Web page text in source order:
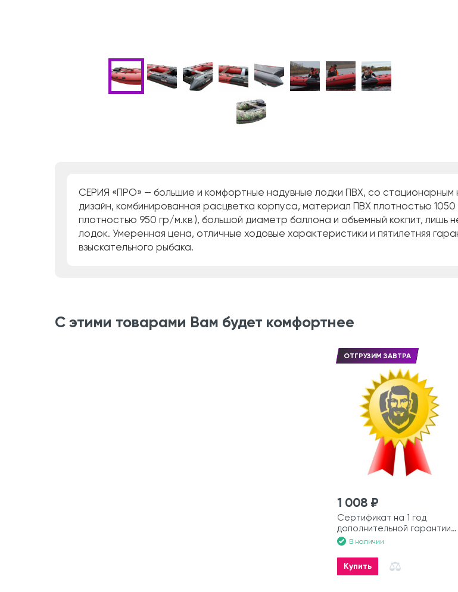
СЕРИЯ «ПРО» — большие и комфортные надувные лодки ПВХ, со
дизайн, комбинированная расцветка корпуса, материал ПВХ плотностью
плотностью 950 гр/м.кв ), большой диаметр баллона и объемный кокпит, лишь
лодок. Умеренная цена, отличные ходовые характеристики и пятилетняя
взыскательного рыбака.
С этими товарами Вам будет комфортнее
ОТГРУЗИМ ЗАВТРА
1 008 ₽
Сертификат на 1 год
дополнительной гарантии
на моторную лодку
В наличии
Купить